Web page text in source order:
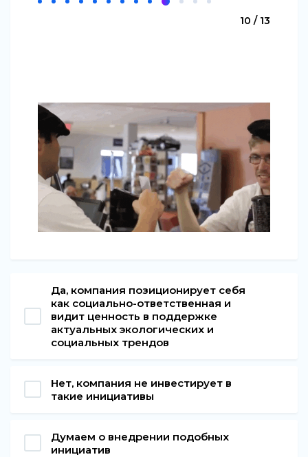
10 / 13
Да, компания позиционирует себя
как социально-ответственная и
видит ценность в поддержке
актуальных экологических и
социальных трендов
Нет, компания не инвестирует в
такие инициативы
Думаем о внедрении подобных
инициатив